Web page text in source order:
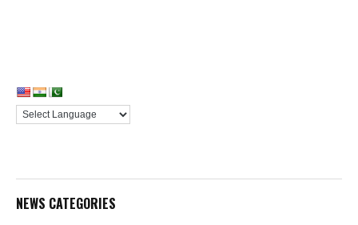
NEWS CATEGORIES